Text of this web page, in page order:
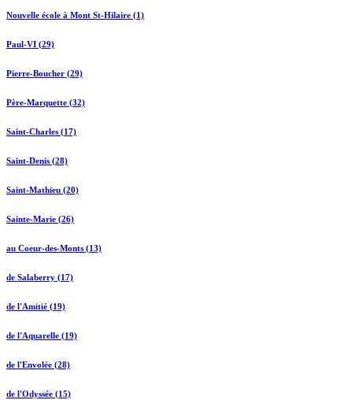
Nouvelle école à Mont St-Hilaire (1)
Paul-VI (29)
Pierre-Boucher (29)
Père-Marquette (32)
Saint-Charles (17)
Saint-Denis (28)
Saint-Mathieu (20)
Sainte-Marie (26)
au Coeur-des-Monts (13)
de Salaberry (17)
de l'Amitié (19)
de l'Aquarelle (19)
de l'Envolée (28)
de l'Odyssée (15)